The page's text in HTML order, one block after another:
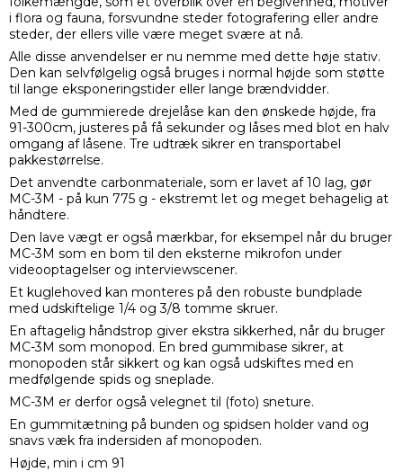
i flora og fauna, forsvundne steder fotografering eller andre
steder, der ellers ville være meget svære at nå.
Alle disse anvendelser er nu nemme med dette høje stativ.
Den kan selvfølgelig også bruges i normal højde som støtte
til lange eksponeringstider eller lange brændvidder.
Med de gummierede drejelåse kan den ønskede højde, fra
91-300cm, justeres på få sekunder og låses med blot en halv
omgang af låsene. Tre udtræk sikrer en transportabel
pakkestørrelse.
Det anvendte carbonmateriale, som er lavet af 10 lag, gør
MC-3M - på kun 775 g - ekstremt let og meget behagelig at
håndtere.
Den lave vægt er også mærkbar, for eksempel når du bruger
MC-3M som en bom til den eksterne mikrofon under
videooptagelser og interviewscener.
Et kuglehoved kan monteres på den robuste bundplade
med udskiftelige 1/4 og 3/8 tomme skruer.
En aftagelig håndstrop giver ekstra sikkerhed, når du bruger
MC-3M som monopod. En bred gummibase sikrer, at
monopoden står sikkert og kan også udskiftes med en
medfølgende spids og sneplade.
MC-3M er derfor også velegnet til (foto) sneture.
En gummitætning på bunden og spidsen holder vand og
snavs væk fra indersiden af ​​monopoden.
Højde, min i cm 91